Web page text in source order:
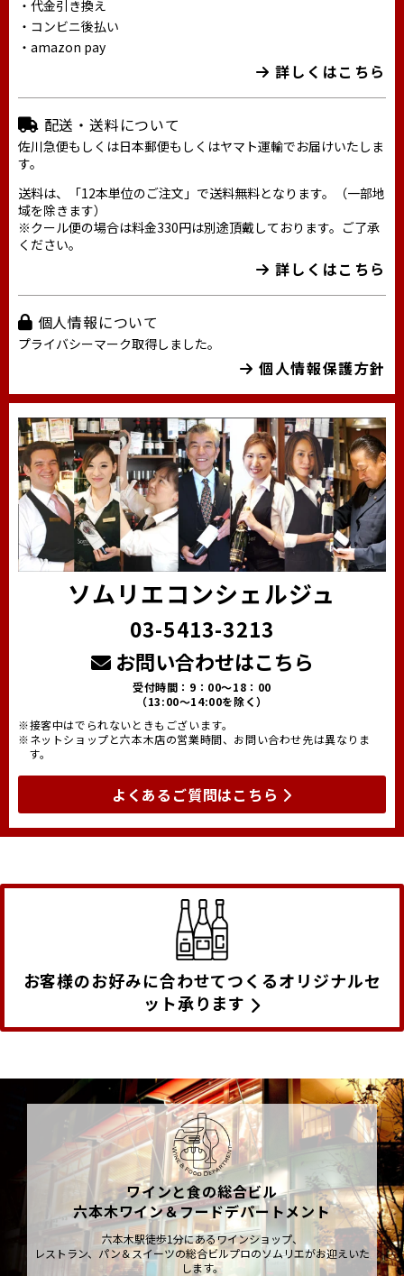
・代金引き換え
・コンビニ後払い
・amazon pay
詳しくはこちら
配送・送料について
佐川急便もしくは日本郵便もしくはヤマト運輸でお届けいたしま
す。
送料は、「12本単位のご注文」で送料無料となります。（一部地
域を除きます）
※クール便の場合は料金330円は別途頂戴しております。ご了承
ください。
詳しくはこちら
個人情報について
プライバシーマーク取得しました。
個人情報保護方針
ソムリエコンシェルジュ
03-5413-3213
お問い合わせはこちら
受付時間：9：00～18：00
（13:00～14:00を除く）
※接客中はでられないときもございます。
※ネットショップと六本木店の営業時間、お問い合わせ先は異なりま
す。
よくあるご質問はこちら
お客様のお好みに合わせてつくるオリジナルセ
ット承ります
ワインと食の総合ビル
六本木ワイン＆フードデパートメント
六本木駅徒歩1分にあるワインショップ、
レストラン、パン＆スイーツの総合ビルプロのソムリエがお迎えいた
します。